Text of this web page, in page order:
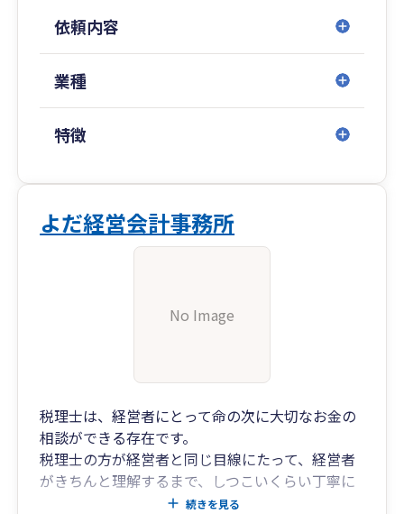
依頼内容
業種
特徴
よだ経営会計事務所
No Image
税理士は、経営者にとって命の次に大切なお金の
相談ができる存在です。
税理士の方が経営者と同じ目線にたって、経営者
がきちんと理解するまで、しつこいくらい丁寧に
話をすることが大切であると考えております。
続きを見る